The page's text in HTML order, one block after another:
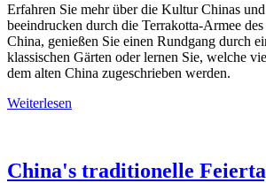
Erfahren Sie mehr über die Kultur Chinas und
beeindrucken durch die Terrakotta-Armee
China, genießen Sie einen Rundgang durch
klassischen Gärten oder lernen Sie, welche
dem alten China zugeschrieben werden.
Weiterlesen
China's traditionelle